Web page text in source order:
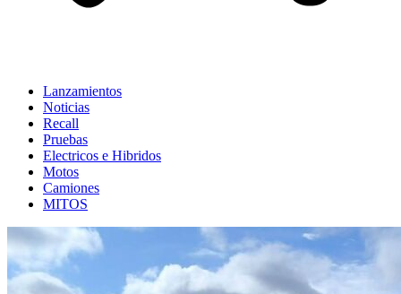
Lanzamientos
Noticias
Recall
Pruebas
Electricos e Hibridos
Motos
Camiones
MITOS